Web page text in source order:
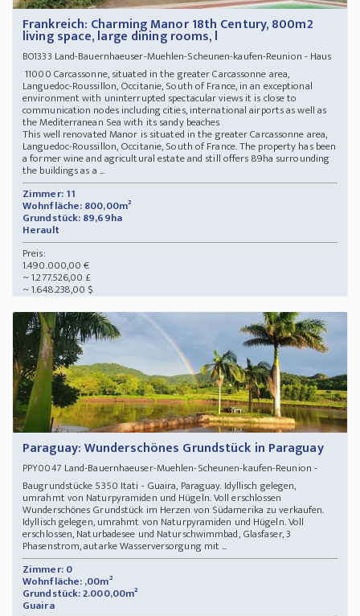
Frankreich: Charming Manor 18th Century, 800m2
living space, large dining rooms, l
BO1333 Land-Bauernhaeuser-Muehlen-Scheunen-kaufen-Reunion - Haus
11000 Carcassonne, situated in the greater Carcassonne area,
Languedoc-Roussillon, Occitanie, South of France, in an exceptional
environment with uninterrupted spectacular views it is close to
communication nodes including cities, international airports as well as
the Mediterranean Sea with its sandy beaches
This well renovated Manor is situated in the greater Carcassonne area,
Languedoc-Roussillon, Occitanie, South of France. The property has been
a former wine and agricultural estate and still offers 89ha surrounding
the buildings as a ...
Zimmer: 11
Wohnfläche: 800,00m²
Grundstück: 89,69ha
Herault
Preis:
1.490.000,00 €
~ 1.277.526,00 £
~ 1.648.238,00 $
Paraguay: Wunderschönes Grundstück in Paraguay
PPY0047 Land-Bauernhaeuser-Muehlen-Scheunen-kaufen-Reunion -
Baugrundstücke 5350 Itati - Guaira, Paraguay. Idyllisch gelegen,
umrahmt von Naturpyramiden und Hügeln. Voll erschlossen
Wunderschönes Grundstück im Herzen von Südamerika zu verkaufen.
Idyllisch gelegen, umrahmt von Naturpyramiden und Hügeln. Voll
erschlossen, Naturbadesee und Naturschwimmbad, Glasfaser, 3
Phasenstrom, autarke Wasserversorgung mit ...
Zimmer: 0
Wohnfläche: ,00m²
Grundstück: 2.000,00m²
Guaira